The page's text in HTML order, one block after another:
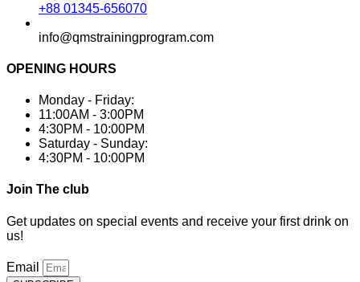
+88 01345-656070
info@qmstrainingprogram.com
OPENING HOURS
Monday - Friday:
11:00AM - 3:00PM
4:30PM - 10:00PM
Saturday - Sunday:
4:30PM - 10:00PM
Join The club
Get updates on special events and receive your first drink on
us!
Email